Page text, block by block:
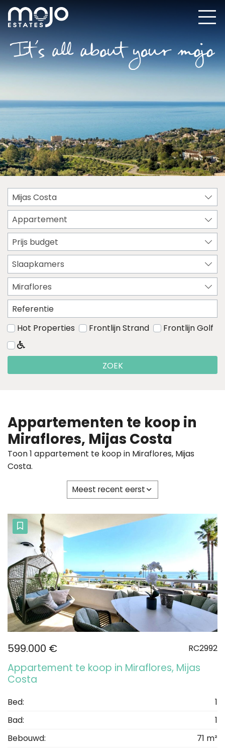
Mijas Costa
Appartement
Prijs budget
Slaapkamers
Miraflores
Hot Properties Frontlijn Strand Frontlijn Golf
ZOEK
Appartementen te koop in
Miraflores, Mijas Costa
Toon 1 appartement te koop in Miraflores, Mijas
Costa.
Meest recent eerst
599.000 € RC2992
Appartement te koop in Miraflores, Mijas
Costa
Bed:
1
Bad:
1
Bebouwd:
71 m²